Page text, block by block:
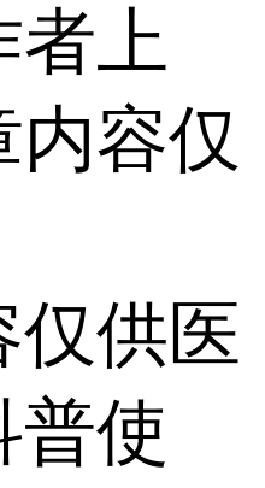
者上
容仅
仅供医
普使